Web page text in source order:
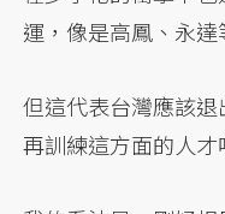
運，像是高鳳、永
但這代表台灣應該
再訓練這方面的人才